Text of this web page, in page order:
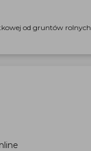
od gruntów rolnych